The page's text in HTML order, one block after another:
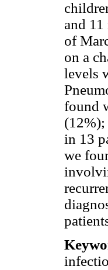
and
of
on a
levels
found
in 13
we